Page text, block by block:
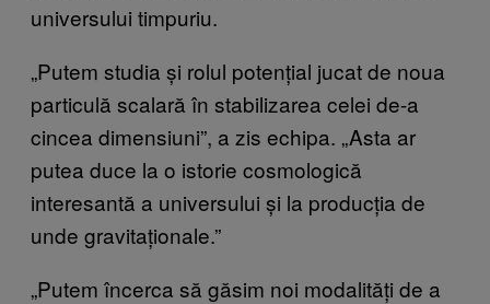
universului timpuriu.
„Putem studia și rolul potențial jucat de noua
particulă scalară în stabilizarea celei de-a
cincea dimensiuni”, a zis echipa. „Asta ar
putea duce la o istorie cosmologică
interesantă a universului și la producția de
unde gravitaționale.”
„Putem încerca să găsim noi modalități de a